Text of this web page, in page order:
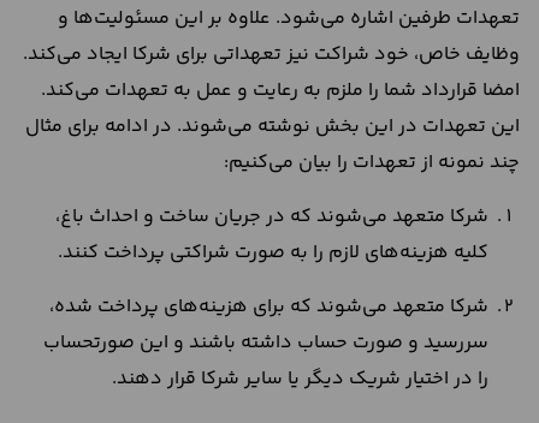
تعهدات طرفین اشاره می‌شود. علاوه بر این مسئولیت‌ها و
وظایف خاص، خود شراکت نیز تعهداتی برای شرکا ایجاد می‌کند.
امضا قرارداد شما را ملزم به رعایت و عمل به تعهدات می‌کند.
این تعهدات در این بخش نوشته می‌شوند. در ادامه برای مثال
چند نمونه از تعهدات را بیان می‌کنیم:
شرکا متعهد می‌شوند که در جریان ساخت و احداث باغ،
کلیه هزینه‌های لازم را به صورت شراکتی پرداخت کنند.
شرکا متعهد می‌شوند که برای هزینه‌های پرداخت شده،
سررسید و صورت حساب داشته باشند و این صورتحساب
را در اختیار شریک دیگر یا سایر شرکا قرار دهند.